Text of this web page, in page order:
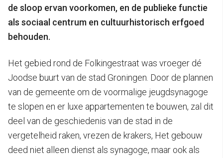
de sloop ervan voorkomen, en de publieke functie
als sociaal centrum en cultuurhistorisch erfgoed
behouden.
Het gebied rond de Folkingestraat was vroeger dé
Joodse buurt van de stad Groningen. Door de plannen
van de gemeente om de voormalige jeugdsynagoge
te slopen en er luxe appartementen te bouwen, zal dit
deel van de geschiedenis van de stad in de
vergetelheid raken, vrezen de krakers, Het gebouw
deed niet alleen dienst als synagoge, maar ook als